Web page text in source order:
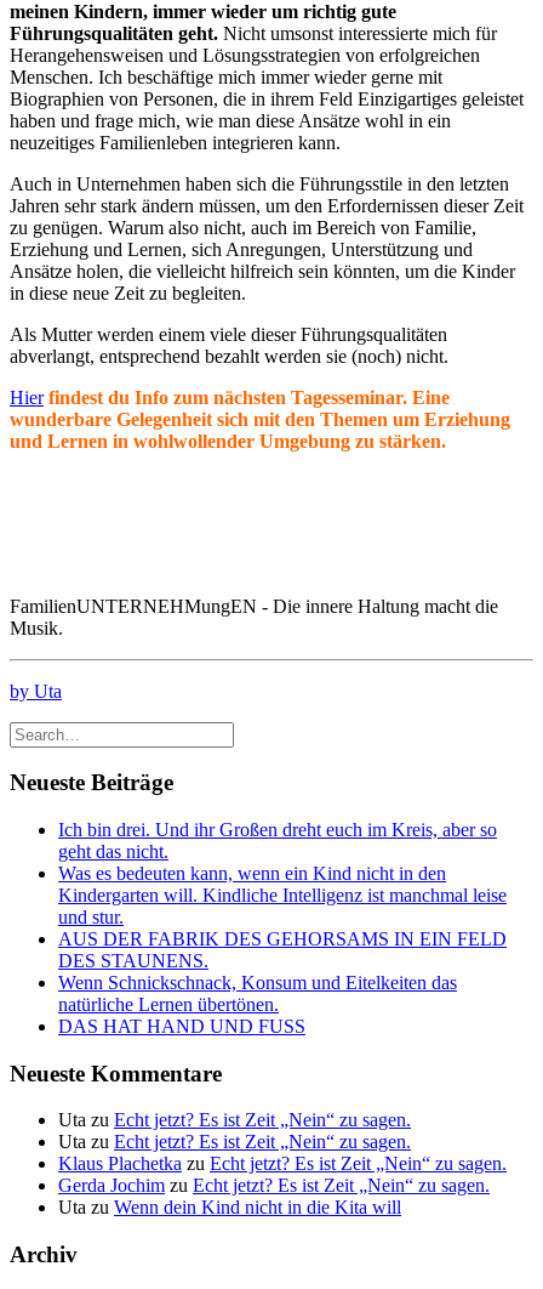
meinen Kindern, immer wieder um richtig gute
Führungsqualitäten geht. Nicht umsonst interessierte mich für
Herangehensweisen und Lösungsstrategien von erfolgreichen
Menschen. Ich beschäftige mich immer wieder gerne mit
Biographien von Personen, die in ihrem Feld Einzigartiges geleistet
haben und frage mich, wie man diese Ansätze wohl in ein
neuzeitiges Familienleben integrieren kann.
Auch in Unternehmen haben sich die Führungsstile in den letzten
Jahren sehr stark ändern müssen, um den Erfordernissen dieser Zeit
zu genügen. Warum also nicht, auch im Bereich von Familie,
Erziehung und Lernen, sich Anregungen, Unterstützung und
Ansätze holen, die vielleicht hilfreich sein könnten, um die Kinder
in diese neue Zeit zu begleiten.
Als Mutter werden einem viele dieser Führungsqualitäten
abverlangt, entsprechend bezahlt werden sie (noch) nicht.
Hier findest du Info zum nächsten Tagesseminar. Eine
wunderbare Gelegenheit sich mit den Themen um Erziehung
und Lernen in wohlwollender Umgebung zu stärken.
FamilienUNTERNEHMungEN - Die innere Haltung macht die
Musik.
by Uta
Neueste Beiträge
Ich bin drei. Und ihr Großen dreht euch im Kreis, aber so
geht das nicht.
Was es bedeuten kann, wenn ein Kind nicht in den
Kindergarten will. Kindliche Intelligenz ist manchmal leise
und stur.
AUS DER FABRIK DES GEHORSAMS IN EIN FELD
DES STAUNENS.
Wenn Schnickschnack, Konsum und Eitelkeiten das
natürliche Lernen übertönen.
DAS HAT HAND UND FUSS
Neueste Kommentare
Uta zu Echt jetzt? Es ist Zeit „Nein“ zu sagen.
Uta zu Echt jetzt? Es ist Zeit „Nein“ zu sagen.
Klaus Plachetka zu Echt jetzt? Es ist Zeit „Nein“ zu sagen.
Gerda Jochim zu Echt jetzt? Es ist Zeit „Nein“ zu sagen.
Uta zu Wenn dein Kind nicht in die Kita will
Archiv